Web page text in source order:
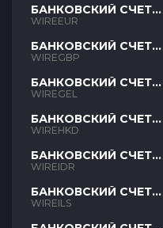
БАНКОВСКИЙ СЧЕТ
EUR
WIREEUR
БАНКОВСКИЙ СЧЕТ
GBP
WIREGBP
БАНКОВСКИЙ СЧЕТ
GEL
WIREGEL
БАНКОВСКИЙ СЧЕТ
HKD
WIREHKD
БАНКОВСКИЙ СЧЕТ
IDR
WIREIDR
БАНКОВСКИЙ СЧЕТ
ILS
WIREILS